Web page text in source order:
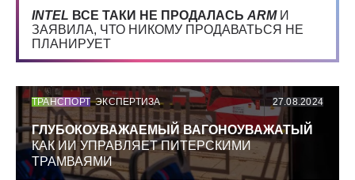
INTEL ВСЕ ТАКИ НЕ ПРОДАЛАСЬ ARMИ
ЗАЯВИЛА, ЧТО НИКОМУ ПРОДАВАТЬСЯ НЕ
ПЛАНИРУЕТ
ТРАНСПОРТ ЭКСПЕРТИЗА 27.08.2024
ГЛУБОКОУВАЖАЕМЫЙ ВАГОНОУВАЖАТЫЙ
КАК ИИ УПРАВЛЯЕТ ПИТЕРСКИМИ
ТРАМВАЯМИ